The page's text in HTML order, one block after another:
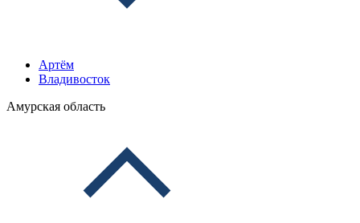
Артём
Владивосток
Амурская область